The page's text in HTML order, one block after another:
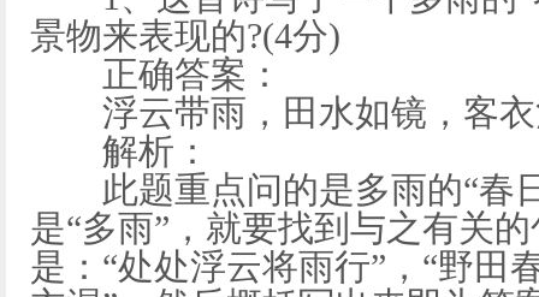
景物来表现的?(4分)
正确答案：
浮云带雨，田水如镜，客衣
解析：
此题重点问的是多雨的“春
是“多雨”，就要找到与之有关
是：“处处浮云将雨行”，“野田